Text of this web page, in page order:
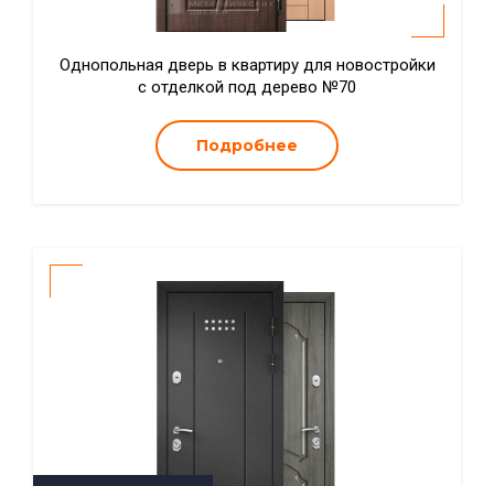
Однопольная дверь в квартиру для новостройки
с отделкой под дерево №70
Подробнее